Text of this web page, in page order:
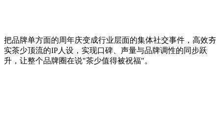
把品牌单方面的周年庆变成行业层面的集体社交事件，高效夯
实茶少顶流的IP人设，实现口碑、声量与品牌调性的同步跃
升，让整个品牌圈在说"茶少值得被祝福"。